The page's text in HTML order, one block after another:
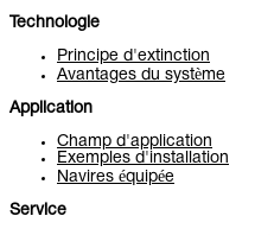
Technologie
Principe d'extinction
Avantages du système
Application
Champ d'application
Exemples d'installation
Navires équipée
Service